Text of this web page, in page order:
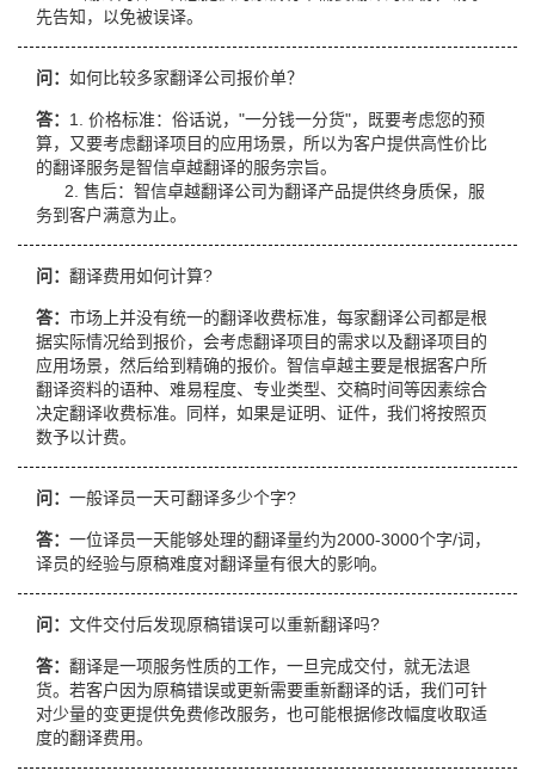
先告知，以免被误译。
问： 如何比较多家翻译公司报价单？
答： 1. 价格标准：俗话说，"一分钱一分货"，既要考虑您的预
算，又要考虑翻译项目的应用场景，所以为客户提供高性价比
的翻译服务是智信卓越翻译的服务宗旨。
2. 售后：智信卓越翻译公司为翻译产品提供终身质保，服
务到客户满意为止。
问： 翻译费用如何计算?
答： 市场上并没有统一的翻译收费标准，每家翻译公司都是根
据实际情况给到报价，会考虑翻译项目的需求以及翻译项目的
应用场景，然后给到精确的报价。智信卓越主要是根据客户所
翻译资料的语种、难易程度、专业类型、交稿时间等因素综合
决定翻译收费标准。同样，如果是证明、证件，我们将按照页
数予以计费。
问： 一般译员一天可翻译多少个字?
答： 一位译员一天能够处理的翻译量约为2000-3000个字/词，
译员的经验与原稿难度对翻译量有很大的影响。
问： 文件交付后发现原稿错误可以重新翻译吗?
答： 翻译是一项服务性质的工作，一旦完成交付，就无法退
货。若客户因为原稿错误或更新需要重新翻译的话，我们可针
对少量的变更提供免费修改服务，也可能根据修改幅度收取适
度的翻译费用。